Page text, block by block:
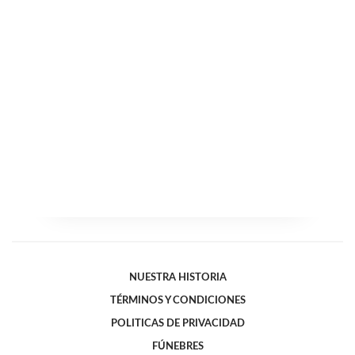
NUESTRA HISTORIA
TÉRMINOS Y CONDICIONES
POLITICAS DE PRIVACIDAD
FÚNEBRES